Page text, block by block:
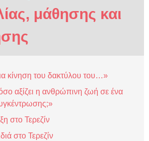
μάθησης και
κίνηση του δακτύλου του…»
αξίζει η ανθρώπινη ζωή σε ένα
στο Τερεζίν
στο Τερεζίν